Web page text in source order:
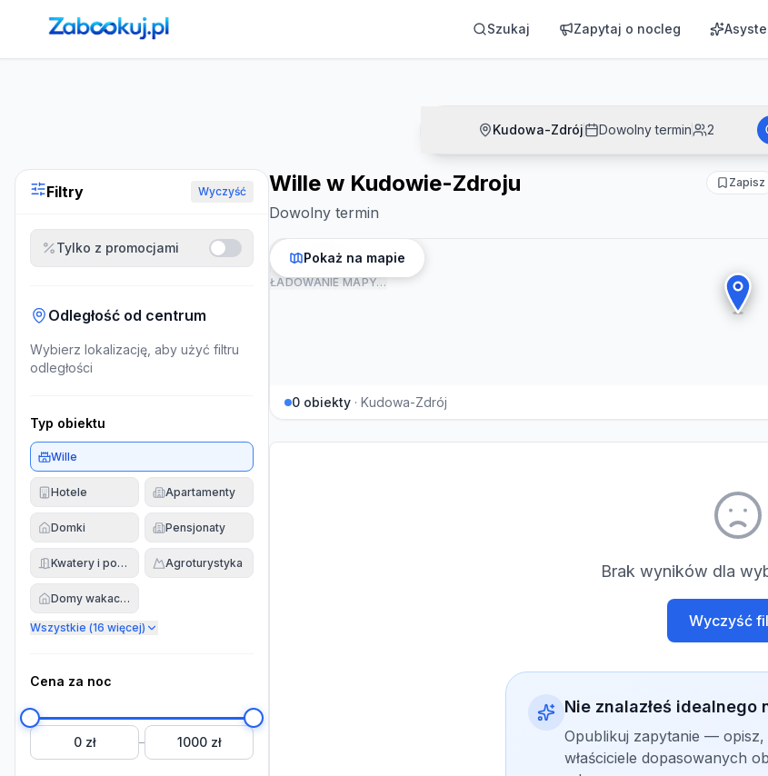
Strona główna ›Noclegi Szukaj Zapytaj o nocleg
Kudowa-Zdrój Dowolny termin 2
Filtry Wyczyść
Tylko z promocjami
Odległość od centrum
Wybierz lokalizację, aby użyć filtru
odległości
Typ obiektu
Wille
Hotele Apartamenty
Domki Pensjonaty
Kwatery i pokoje Agroturystyka
Domy wakacyjne
Wszystkie (16 więcej)
Cena za noc
0 zł – 1000 zł
Wille w Kudowie-Zdroju
Dowolny termin
Zapisz
ŁADOWANIE MAPY…
Pokaż na mapie
0 obiekty · Kudowa-Zdrój
Brak wyników dla
Wyczyść
Nie znalazłeś idealnego
Opublikuj zapytanie — opisz,
właściciele dopasowanych